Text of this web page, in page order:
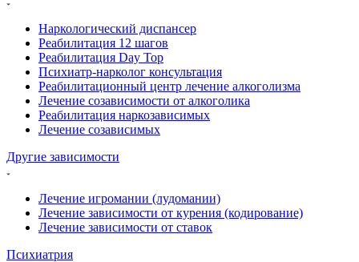
Наркологический диспансер
Реабилитация 12 шагов
Реабилитация Day Top
Психиатр-нарколог консультация
Реабилитационный центр лечение алкоголизма
Лечение созависимости от алкоголика
Реабилитация наркозависимых
Лечение созависимых
Другие зависимости
Лечение игромании (лудомании)
Лечение зависимости от курения (кодирование)
Лечение зависимости от ставок
Психиатрия